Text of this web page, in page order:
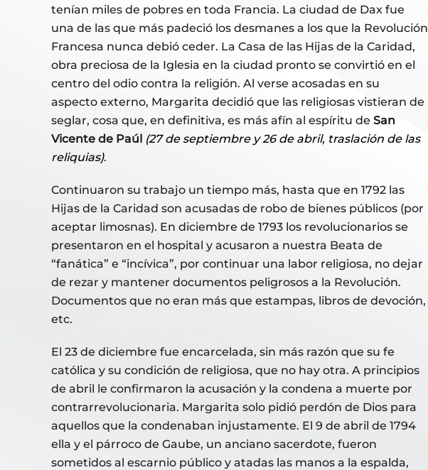
tenían miles de pobres en toda Francia. La ciudad de Dax fue
una de las que más padeció los desmanes a los que la Revolución
Francesa nunca debió ceder. La Casa de las Hijas de la Caridad,
obra preciosa de la Iglesia en la ciudad pronto se convirtió en el
centro del odio contra la religión. Al verse acosadas en su
aspecto externo, Margarita decidió que las religiosas vistieran de
seglar, cosa que, en definitiva, es más afín al espíritu de San
Vicente de Paúl (27 de septiembre y 26 de abril, traslación de las
reliquias).
Continuaron su trabajo un tiempo más, hasta que en 1792 las
Hijas de la Caridad son acusadas de robo de bienes públicos (por
aceptar limosnas). En diciembre de 1793 los revolucionarios se
presentaron en el hospital y acusaron a nuestra Beata de
“fanática” e “incívica”, por continuar una labor religiosa, no dejar
de rezar y mantener documentos peligrosos a la Revolución.
Documentos que no eran más que estampas, libros de devoción,
etc.
El 23 de diciembre fue encarcelada, sin más razón que su fe
católica y su condición de religiosa, que no hay otra. A principios
de abril le confirmaron la acusación y la condena a muerte por
contrarrevolucionaria. Margarita solo pidió perdón de Dios para
aquellos que la condenaban injustamente. El 9 de abril de 1794
ella y el párroco de Gaube, un anciano sacerdote, fueron
sometidos al escarnio público y atadas las manos a la espalda,